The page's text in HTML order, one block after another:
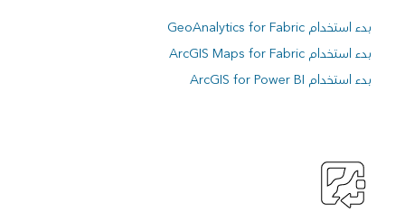
بدء استخدام GeoAnalytics for Fabric
بدء استخدام ArcGIS Maps for Fabric
بدء استخدام ArcGIS for Power BI